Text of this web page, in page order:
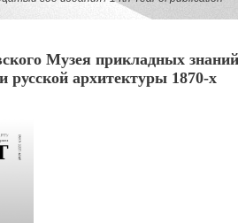
Музея прикладных
архитектуры 1870-х